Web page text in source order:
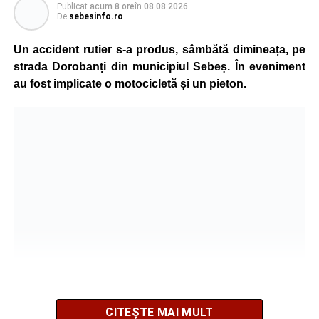
În urma impactului, femeia a suferit leziuni corporale
îngrijiri medicale de specialitate.
Motociclistul a fost testat cu aparatul etilotest, rezultatul
Publicat acum 8 oreîn 08.08.2026
De sebesinfo.ro
Un accident rutier s-a produs, sâmbătă dimineața, pe
strada Dorobanți din municipiul Sebeș. În eveniment
au fost implicate o motocicletă și un pieton.
CITEȘTE MAI MULT